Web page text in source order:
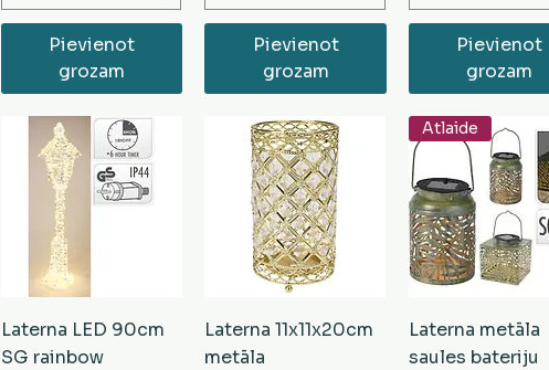
Pievienot
grozam
Pievienot
grozam
Pievienot
grozam
Laterna LED 90cm
SG rainbow
Laterna 11x11x20cm
metāla
Atlaide
Laterna metāla
saules bateriju